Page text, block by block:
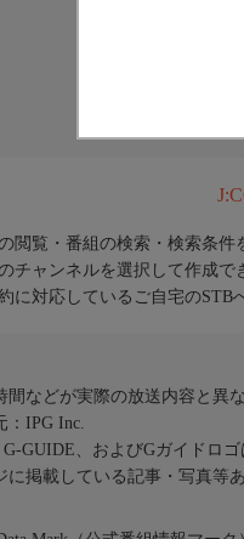
閲覧・番組の検索・検索条件
チャンネルを選択して作成で
に対応しているご自宅のSTB
間などが実際の放送内容と異
：IPG Inc.
GUIDE、およびGガイドロ
に掲載している記事・写真等